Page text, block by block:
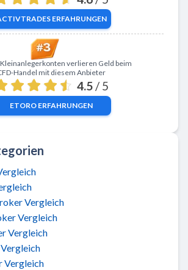
ERFAHRUNGEN
Zu eToroverlieren Geld beim
Handel mit diesem Anbieter
4.5 / 5
ETORO ERFAHRUNGEN
Vergleich
Vergleich
Vergleich
Vergleich